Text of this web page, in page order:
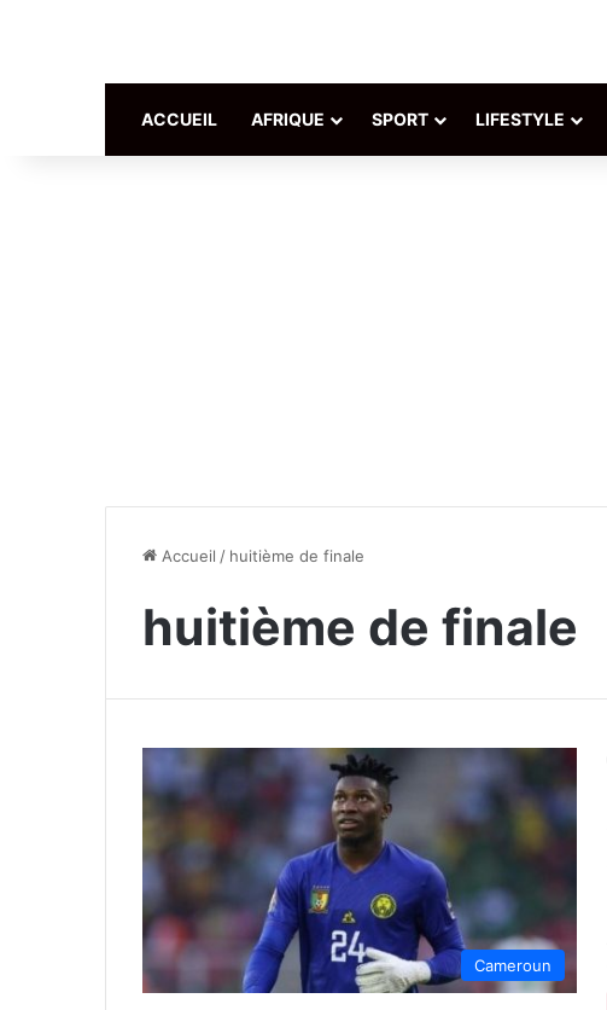
ACCUEIL AFRIQUE SPORT LIFESTYLE
Accueil / huitième de finale
huitième de finale
Cameroun